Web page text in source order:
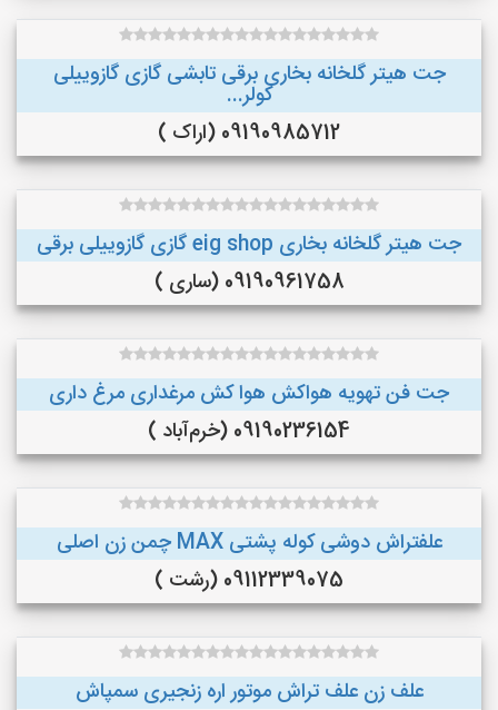
جت هیتر گلخانه بخاری برقی تابشی گازی گازوییلی
کولر...
09190985712 (اراک )
جت هیتر گلخانه بخاری eig shop گازی گازوییلی برقی
09190961758 (ساری )
جت فن تهویه هواکش هوا کش مرغداری مرغ داری
09190236154 (خرم‌آباد )
علفتراش دوشی کوله پشتی MAX چمن زن اصلی
09112339075 (رشت )
علف زن علف تراش موتور اره زنجیری سمپاش